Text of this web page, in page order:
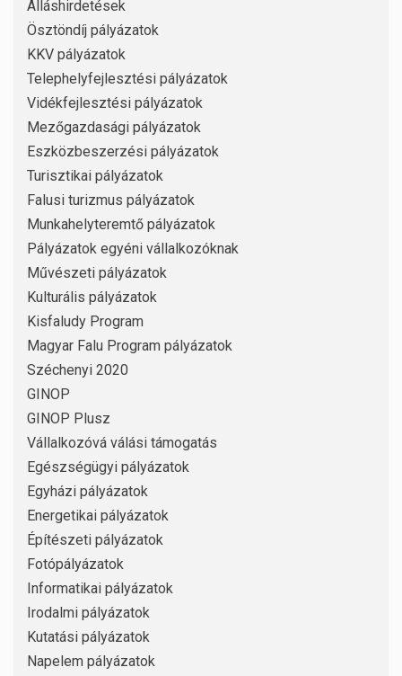
Álláshirdetések
Ösztöndíj pályázatok
KKV pályázatok
Telephelyfejlesztési pályázatok
Vidékfejlesztési pályázatok
Mezőgazdasági pályázatok
Eszközbeszerzési pályázatok
Turisztikai pályázatok
Falusi turizmus pályázatok
Munkahelyteremtő pályázatok
Pályázatok egyéni vállalkozóknak
Művészeti pályázatok
Kulturális pályázatok
Kisfaludy Program
Magyar Falu Program pályázatok
Széchenyi 2020
GINOP
GINOP Plusz
Vállalkozóvá válási támogatás
Egészségügyi pályázatok
Egyházi pályázatok
Energetikai pályázatok
Építészeti pályázatok
Fotópályázatok
Informatikai pályázatok
Irodalmi pályázatok
Kutatási pályázatok
Napelem pályázatok